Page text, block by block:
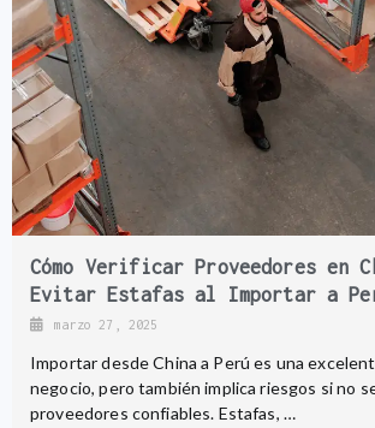
Cómo Verificar Proveedores en
Evitar Estafas al Importar a
marzo 27, 2025
Importar desde China a Perú es una
negocio, pero también implica riesgos si no
proveedores confiables. Estafas, …